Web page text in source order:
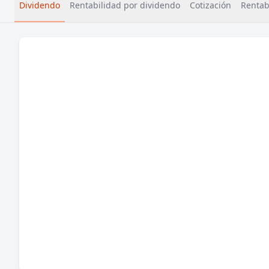
Dividendo Rentabilidad por dividendo Cotización